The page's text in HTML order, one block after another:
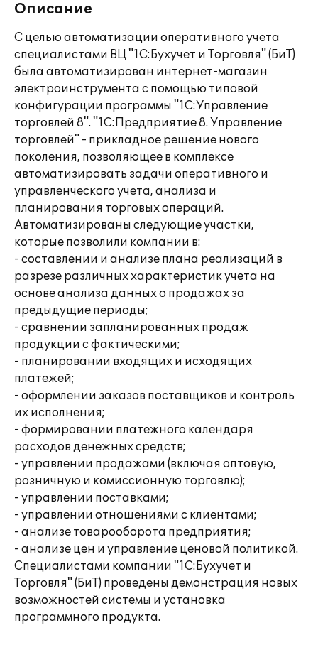
Описание
С целью автоматизации оперативного учета
специалистами ВЦ "1С:Бухучет и Торговля" (БиТ)
была автоматизирован интернет-магазин
электроинструмента с помощью типовой
конфигурации программы "1С:Управление
торговлей 8". "1С:Предприятие 8. Управление
торговлей" - прикладное решение нового
поколения, позволяющее в комплексе
автоматизировать задачи оперативного и
управленческого учета, анализа и
планирования торговых операций.
Автоматизированы следующие участки,
которые позволили компании в:
- составлении и анализе плана реализаций в
разрезе различных характеристик учета на
основе анализа данных о продажах за
предыдущие периоды;
- сравнении запланированных продаж
продукции с фактическими;
- планировании входящих и исходящих
платежей;
- оформлении заказов поставщиков и контроль
их исполнения;
- формировании платежного календаря
расходов денежных средств;
- управлении продажами (включая оптовую,
розничную и комиссионную торговлю);
- управлении поставками;
- управлении отношениями с клиентами;
- анализе товарооборота предприятия;
- анализе цен и управление ценовой политикой.
Специалистами компании "1С:Бухучет и
Торговля" (БиТ) проведены демонстрация новых
возможностей системы и установка
программного продукта.